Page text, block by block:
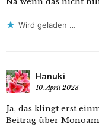
Wird geladen …
Hanuki
10. April 2023
Ja, das klingt erst
Beitrag über